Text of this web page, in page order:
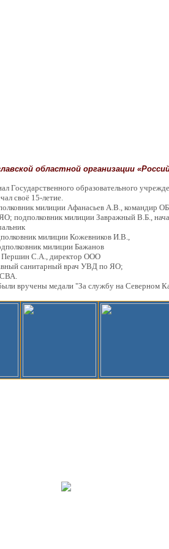
областной организации
образовательного
своё 15-летие.
милиции Афанасьев А.В., командир
подполковник милиции Завражный В.Б.,
милиции Кожевников И.В.,
милиции Бажанов
Першин С.А., директор ООО
санитарный врач УВД по ЯО;
вручены медали "За службу на Северном